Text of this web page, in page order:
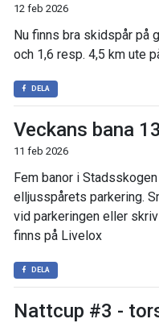
12 feb 2026
Nu finns bra skidspår på
och 1,6 resp. 4,5 km ute
DELA
Veckans bana
11 feb 2026
Fem banor i
elljusspårets parkering.
vid parkeringen eller
finns på Livelox
DELA
Nattcup #3 -